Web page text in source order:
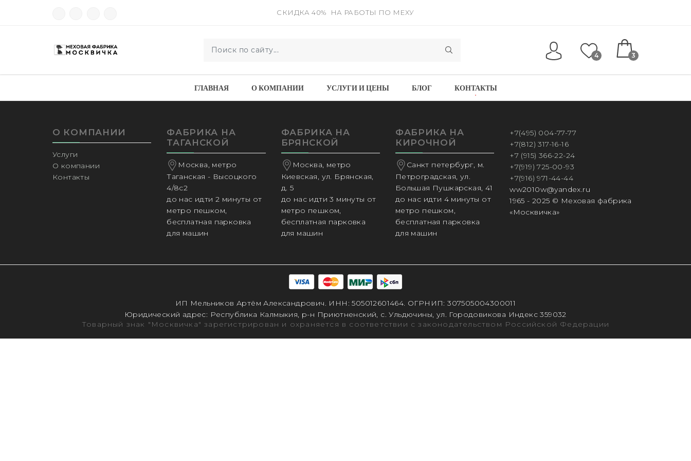
СКИДКА 40% НА РАБОТЫ ПО МЕХУ
4 3
ГЛАВНАЯ О КОМПАНИИ УСЛУГИ И ЦЕНЫ БЛОГ КОНТАКТЫ
О КОМПАНИИ
Услуги
О компании
Контакты
ФАБРИКА НА
ТАГАНСКОЙ
Москва, метро
Таганская - Высоцкого
4/8с2
до нас идти 2 минуты от
метро пешком,
бесплатная парковка
для машин
ФАБРИКА НА
БРЯНСКОЙ
Москва, метро
Киевская, ул. Брянская,
д. 5
до нас идти 3 минуты от
метро пешком,
бесплатная парковка
для машин
ФАБРИКА НА
КИРОЧНОЙ
Санкт петербург, м.
Петроградская, ул.
Большая Пушкарская, 41
до нас идти 4 минуты от
метро пешком,
бесплатная парковка
для машин
+7(495) 004-77-77
+7(812) 317-16-16
+7 (915) 366-22-24
+7(919) 725-00-93
+7(916) 971-44-44
ww2010w@yandex.ru
1965 - 2025 © Меховая фабрика
«Москвичка»
ИП Мельников Артём Александрович. ИНН: 505012601464. ОГРНИП: 307505004300011
Юридический адрес: Республика Калмыкия, р-н Приютненский, с. Ульдючины, ул. Городовикова Индекс 359032
Товарный знак "Москвичка" зарегистрирован и охраняется в соответствии с законодательством Российской Федерации